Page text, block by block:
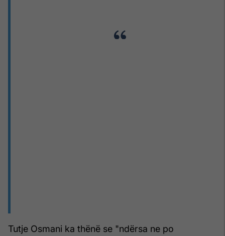
Tutje Osmani ka thënë se "ndërsa ne po